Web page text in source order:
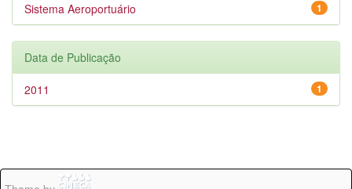
1
Sistema Aeroportuário
Data de Publicação
1
2011